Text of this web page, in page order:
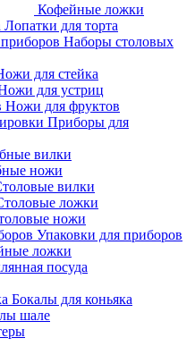
Кофейные ложки
Лопатки для торта
Наборы столовых
для стейка
для устриц
Ножи для фруктов
Приборы для
вилки
ножи
вилки
ложки
ножи
Упаковки для приборов
ложки
посуда
Бокалы для коньяка
шале